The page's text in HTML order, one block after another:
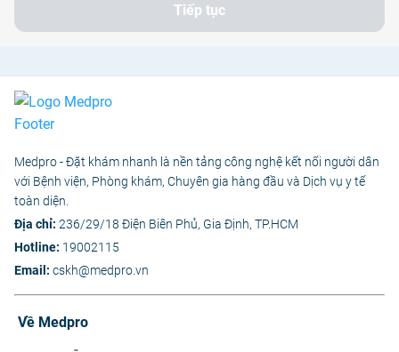
Tiếp tục
Medpro - Đặt khám nhanh là nền tảng công nghệ kết nối người dân
với Bệnh viện, Phòng khám, Chuyên gia hàng đầu và Dịch vụ y tế
toàn diện.
Địa chỉ: 236/29/18 Điện Biên Phủ, Gia Định, TP.HCM
Hotline: 19002115
Email: cskh@medpro.vn
Về Medpro